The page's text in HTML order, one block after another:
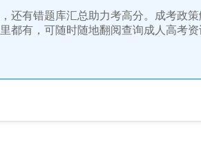
还有错题库汇总助力考高分。成考政
都有，可随时随地翻阅查询成人高考资